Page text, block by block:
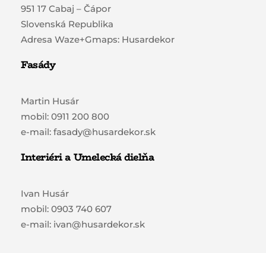
951 17 Cabaj – Čápor
Slovenská Republika
Adresa Waze+Gmaps: Husardekor
Fasády
Martin Husár
mobil: 0911 200 800
e-mail: fasady@husardekor.sk
Interiéri a Umelecká dielňa
Ivan Husár
mobil: 0903 740 607
e-mail: ivan@husardekor.sk